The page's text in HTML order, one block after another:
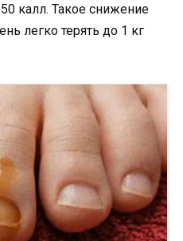
калл. Такое снижение
легко терять до 1 кг